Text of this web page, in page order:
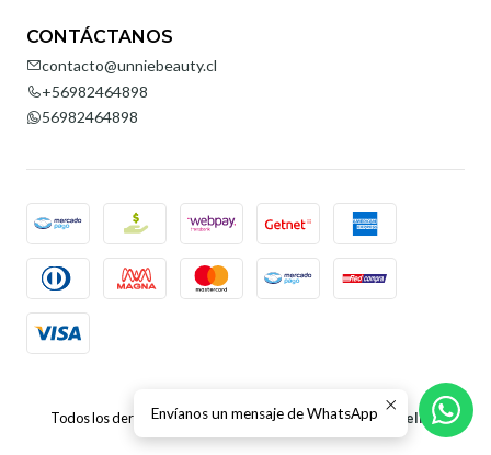
CONTÁCTANOS
contacto@unniebeauty.cl
+56982464898
56982464898
Todos los derechos reservados.Desarrollado por Jumpseller.
Envíanos un mensaje de WhatsApp